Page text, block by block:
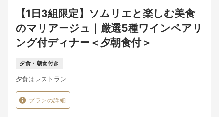
【1日3組限定】ソムリエと楽しむ美食
のマリアージュ｜厳選5種ワインペアリ
ング付ディナー＜夕朝食付＞
夕食・朝食付き
夕食はレストラン
プランの詳細